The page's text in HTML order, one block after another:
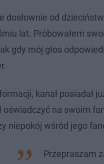
dosłownie od
lat. Próbowałem
gdy mój głos
kanał
na swoim
niepokój wśród jego
Przepraszam